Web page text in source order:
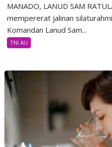
MANADO, LANUD SAM
mempererat jalinan
Komandan Lanud Sam...
TNI AU